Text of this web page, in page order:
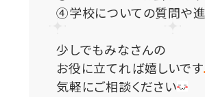
④学校についての質問や
少しでもみなさんの
お役に立てれば嬉しいです
気軽にご相談ください